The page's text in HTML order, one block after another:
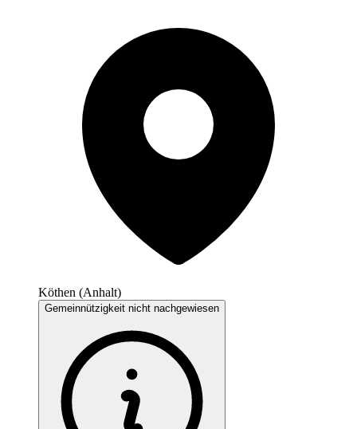
Köthen (Anhalt)
Gemeinnützigkeit nicht nachgewiesen